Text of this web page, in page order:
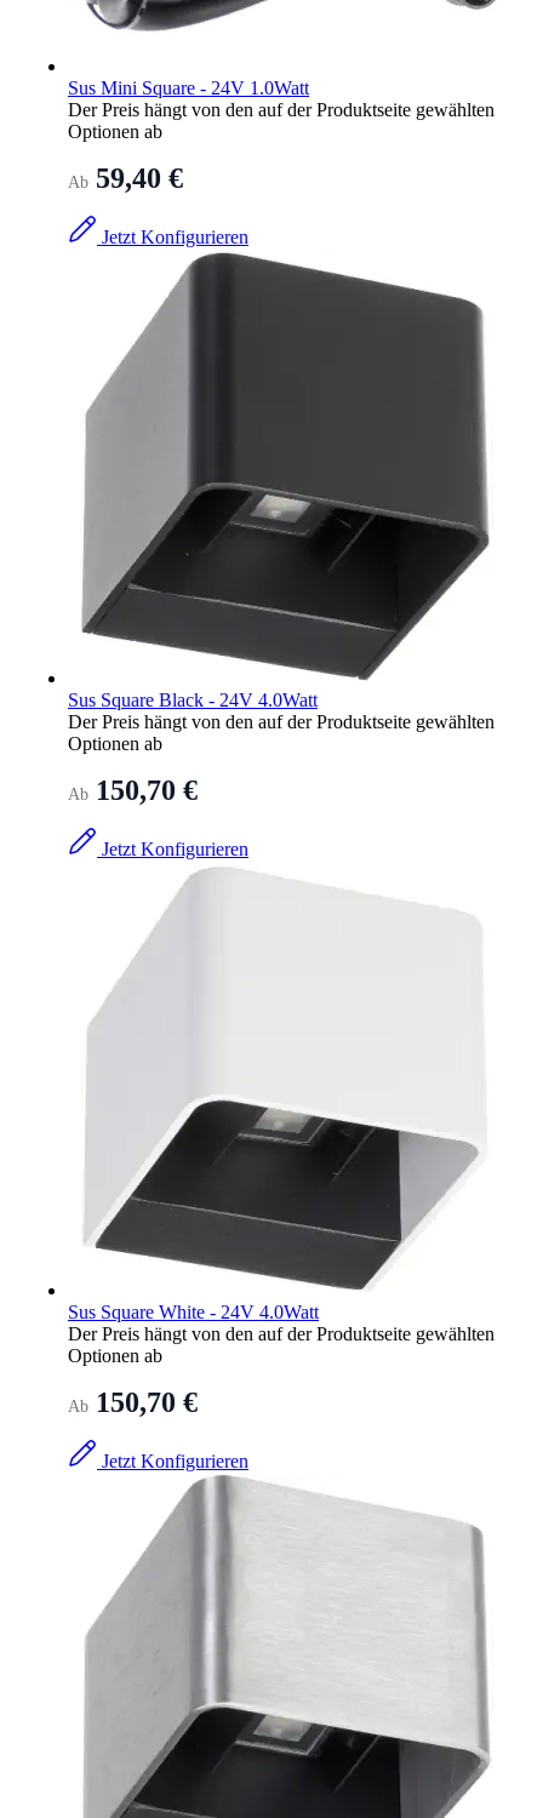
Sus Mini Square - 24V 1.0Watt
Der Preis hängt von den auf der Produktseite gewählten
Optionen ab
Ab 59,40 €
Jetzt Konfigurieren
Sus Square Black - 24V 4.0Watt
Der Preis hängt von den auf der Produktseite gewählten
Optionen ab
Ab 150,70 €
Jetzt Konfigurieren
Sus Square White - 24V 4.0Watt
Der Preis hängt von den auf der Produktseite gewählten
Optionen ab
Ab 150,70 €
Jetzt Konfigurieren